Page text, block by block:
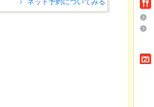
ネット予約についてみる